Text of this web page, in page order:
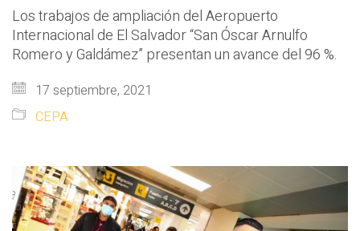
Los trabajos de ampliación del Aeropuerto
Internacional de El Salvador “San Óscar Arnulfo
Romero y Galdámez” presentan un avance del 96 %.
17 septiembre, 2021
CEPA